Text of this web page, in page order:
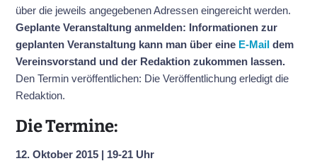
über die jeweils angegebenen Adressen eingereicht werden.
Geplante Veranstaltung anmelden: Informationen zur
geplanten Veranstaltung kann man über eine E-Mail dem
Vereinsvorstand und der Redaktion zukommen lassen.
Den Termin veröffentlichen: Die Veröffentlichung erledigt die
Redaktion.
Die Termine:
12. Oktober 2015 | 19-21 Uhr